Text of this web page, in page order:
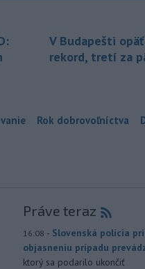
V Budapešti
rekord, tretí za
Rok dobrovoľníctva
Práve teraz
16:08 - Slovenská polícia
objasneniu prípadu
ktorý sa podarilo ukončiť